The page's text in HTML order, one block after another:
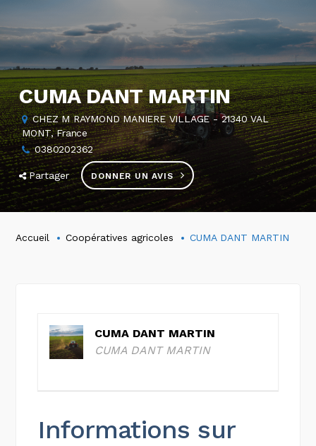
CUMA DANT MARTIN
CHEZ M RAYMOND MANIERE VILLAGE - 21340 VAL
MONT, France
0380202362
Partager DONNER UN AVIS
Accueil Coopératives agricoles CUMA DANT MARTIN
CUMA DANT MARTIN
CUMA DANT MARTIN
Informations sur